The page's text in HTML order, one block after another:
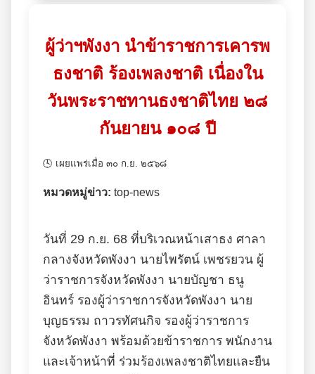
ผู้ว่าฯพังงา นำข้าราชการเคารพ
ธงชาติ ร้องเพลงชาติ เนื่องใน
วันพระราชทานธงชาติไทย ๒๘
กันยายน ๑๐๘ ปี
🕓 เผยแพร่เมื่อ ๓๐ ก.ย. ๒๕๖๘
หมวดหมู่ข่าว: top-news
วันที่ 29 ก.ย. 68 ที่บริเวณหน้าเสาธง ศาลา
กลางจังหวัดพังงา นายไพรัตน์ เพชรยวน ผู้
ว่าราชการจังหวัดพังงา นายบัญชา ธนู
อินทร์ รองผู้ว่าราชการจังหวัดพังงา นาย
บุญธรรม ถาวรทัศนกิจ รองผู้ว่าราชการ
จังหวัดพังงา พร้อมด้วยข้าราชการ พนักงาน
และเจ้าหน้าที่ ร่วมร้องเพลงชาติไทยและยืน